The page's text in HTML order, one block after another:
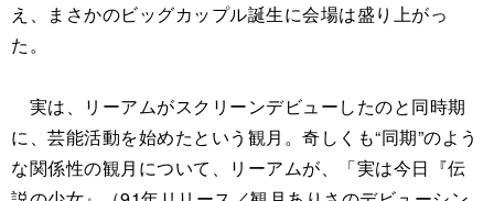
え、まさかのビッグカップル誕生に会場は盛り上がっ
た。
実は、リーアムがスクリーンデビューしたのと同時期
に、芸能活動を始めたという観月。奇しくも“同期”のよう
な関係性の観月について、リーアムが、「実は今日『伝